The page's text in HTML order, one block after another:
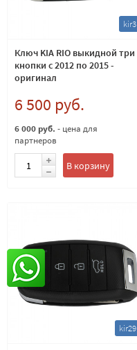
kir3
Ключ KIA RIO выкидной три
кнопки с 2012 по 2015 -
оригинал
6 500 руб.
6 000 руб. - цена для
партнеров
В корзину
kir29